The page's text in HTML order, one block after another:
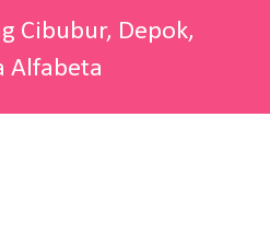
Cibubur, Depok,
Alfabeta